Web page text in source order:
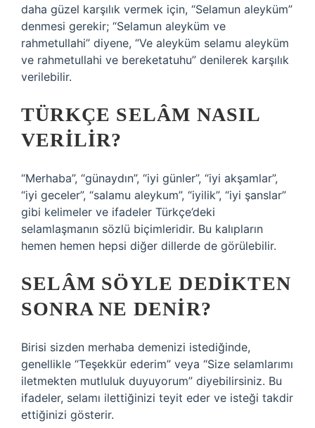
daha güzel karşılık vermek için, “Selamun aleyküm”
denmesi gerekir; “Selamun aleyküm ve
rahmetullahi” diyene, “Ve aleyküm selamu aleyküm
ve rahmetullahi ve bereketatuhu” denilerek karşılık
verilebilir.
TÜRKÇE SELÂM NASIL
VERILIR?
“Merhaba”, “günaydın”, “iyi günler”, “iyi akşamlar”,
“iyi geceler”, “salamu aleykum”, “iyilik”, “iyi şanslar”
gibi kelimeler ve ifadeler Türkçe’deki
selamlaşmanın sözlü biçimleridir. Bu kalıpların
hemen hemen hepsi diğer dillerde de görülebilir.
SELÂM SÖYLE DEDIKTEN
SONRA NE DENIR?
Birisi sizden merhaba demenizi istediğinde,
genellikle “Teşekkür ederim” veya “Size selamlarımı
iletmekten mutluluk duyuyorum” diyebilirsiniz. Bu
ifadeler, selamı ilettiğinizi teyit eder ve isteği takdir
ettiğinizi gösterir.